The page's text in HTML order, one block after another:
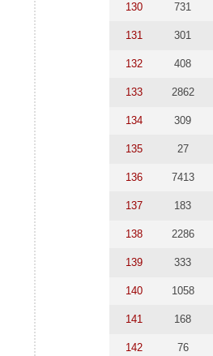
130 731
131 301
132 408
133 2862
134 309
135 27
136 7413
137 183
138 2286
139 333
140 1058
141 168
142 76